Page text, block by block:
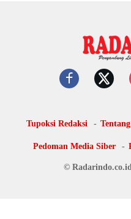
Tupoksi Redaksi
Pedoman Media Siber
©